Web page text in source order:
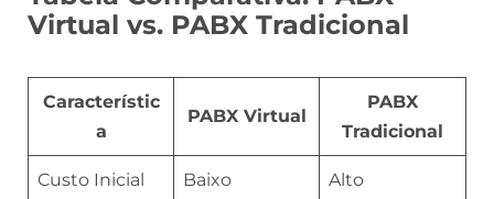
Virtual vs. PABX Tradicional
Característic
a
PABX Virtual
PABX
Tradicional
Custo Inicial Baixo Alto